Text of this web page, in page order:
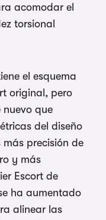
acomodar el
torsional
el esquema
original, pero
nuevo que
del diseño
más precisión de
y más
Escort de
ha aumentado
alinear las